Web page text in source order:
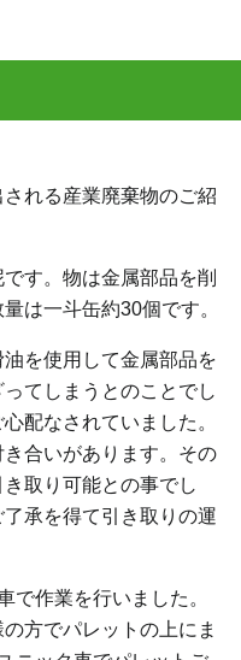
れる産業廃棄物のご紹
す。物は金属部品を削
は一斗缶約30個です。
を使用して金属部品を
てしまうとのことでし
配なされていました。
合いがあります。その
取り可能との事でし
承を得て引き取りの運
で作業を行いました。
方でパレットの上にま